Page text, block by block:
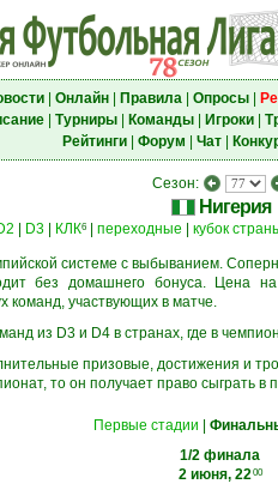
| Онлайн| Правила| Опросы|
| Турниры| Команды| Игроки|
Рейтинги| Форум Чат|
Сезон:
Нигерия
D3 КЛК6 переходные кубок
системе с выбыванием.
без домашнего бонуса. Цена
участвующих в матче.
из D3 и D4 в странах, где в
призовые, достижения и
то он получает право сыграть
Первые стадии
1/2 финала
2 июня, 2200